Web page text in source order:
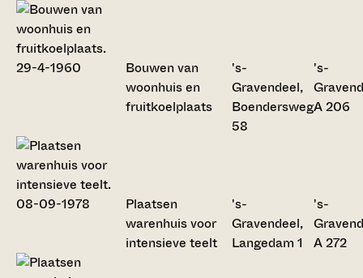
Bouwen van
woonhuis en
fruitkoelplaats
's-
Gravendeel,
Boendersweg
58
's-
A 206
Plaatsen
warenhuis voor
intensieve teelt
's-
Gravendeel,
Langedam 1
's-
A 272